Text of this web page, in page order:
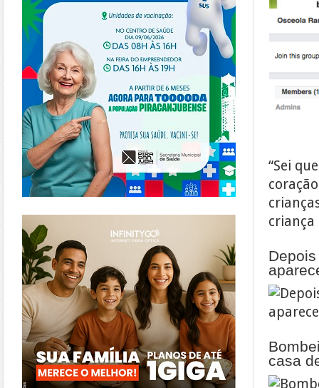
“Sei
criança
casa
https://www.infinitygo.com.br/